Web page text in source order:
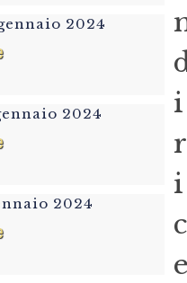
i
r
i
c
2024
2024
2024